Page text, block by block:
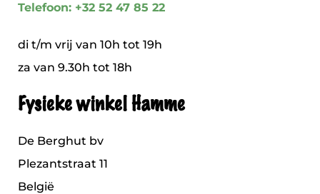
Telefoon: +32 52 47 85 22
di t/m vrij van 10h tot 19h
za van 9.30h tot 18h
Fysieke winkel Hamme
De Berghut bv
Plezantstraat 11
België